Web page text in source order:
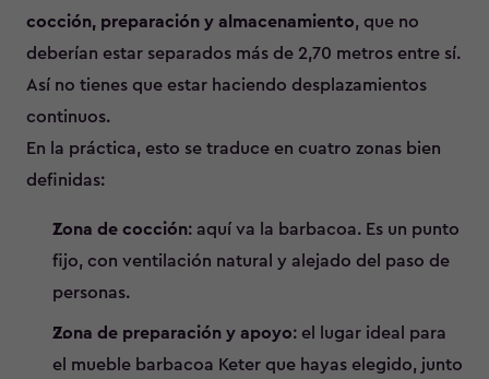
cocción, preparación y almacenamiento, que no
deberían estar separados más de 2,70 metros entre sí.
Así no tienes que estar haciendo desplazamientos
continuos.
En la práctica, esto se traduce en cuatro zonas bien
definidas:
Zona de cocción: aquí va la barbacoa. Es un punto
fijo, con ventilación natural y alejado del paso de
personas.
Zona de preparación y apoyo: el lugar ideal para
el mueble barbacoa Keter que hayas elegido, junto